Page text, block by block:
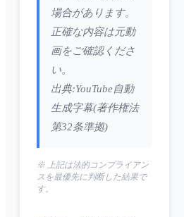
場合があります。
正確な内容は元動
画をご確認くださ
い。
出典:YouTube自動
生成字幕(著作権法
第32条準拠)
※ 上記は法的コンプライアン
スを最優先に判断した結果で
す。